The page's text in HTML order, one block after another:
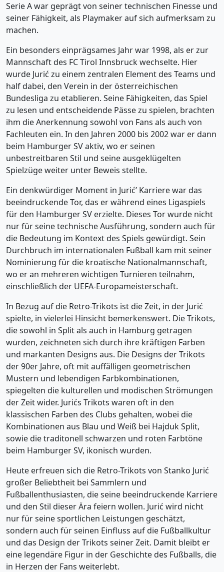
Serie A war geprägt von seiner technischen Finesse und
seiner Fähigkeit, als Playmaker auf sich aufmerksam zu
machen.
Ein besonders einprägsames Jahr war 1998, als er zur
Mannschaft des FC Tirol Innsbruck wechselte. Hier
wurde Jurić zu einem zentralen Element des Teams und
half dabei, den Verein in der österreichischen
Bundesliga zu etablieren. Seine Fähigkeiten, das Spiel
zu lesen und entscheidende Pässe zu spielen, brachten
ihm die Anerkennung sowohl von Fans als auch von
Fachleuten ein. In den Jahren 2000 bis 2002 war er dann
beim Hamburger SV aktiv, wo er seinen
unbestreitbaren Stil und seine ausgeklügelten
Spielzüge weiter unter Beweis stellte.
Ein denkwürdiger Moment in Jurić’ Karriere war das
beeindruckende Tor, das er während eines Ligaspiels
für den Hamburger SV erzielte. Dieses Tor wurde nicht
nur für seine technische Ausführung, sondern auch für
die Bedeutung im Kontext des Spiels gewürdigt. Sein
Durchbruch im internationalen Fußball kam mit seiner
Nominierung für die kroatische Nationalmannschaft,
wo er an mehreren wichtigen Turnieren teilnahm,
einschließlich der UEFA-Europameisterschaft.
In Bezug auf die Retro-Trikots ist die Zeit, in der Jurić
spielte, in vielerlei Hinsicht bemerkenswert. Die Trikots,
die sowohl in Split als auch in Hamburg getragen
wurden, zeichneten sich durch ihre kräftigen Farben
und markanten Designs aus. Die Designs der Trikots
der 90er Jahre, oft mit auffälligen geometrischen
Mustern und lebendigen Farbkombinationen,
spiegelten die kulturellen und modischen Strömungen
der Zeit wider. Jurićs Trikots waren oft in den
klassischen Farben des Clubs gehalten, wobei die
Kombinationen aus Blau und Weiß bei Hajduk Split,
sowie die traditonell schwarzen und roten Farbtöne
beim Hamburger SV, ikonisch wurden.
Heute erfreuen sich die Retro-Trikots von Stanko Jurić
großer Beliebtheit bei Sammlern und
Fußballenthusiasten, die seine beeindruckende Karriere
und den Stil dieser Ära feiern wollen. Jurić wird nicht
nur für seine sportlichen Leistungen geschätzt,
sondern auch für seinen Einfluss auf die Fußballkultur
und das Design der Trikots seiner Zeit. Damit bleibt er
eine legendäre Figur in der Geschichte des Fußballs, die
in Herzen der Fans weiterlebt.